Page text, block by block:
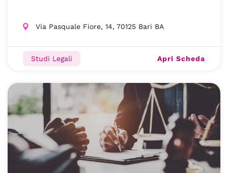
Via Pasquale Fiore, 14, 70125 Bari BA
Studi Legali Apri Scheda